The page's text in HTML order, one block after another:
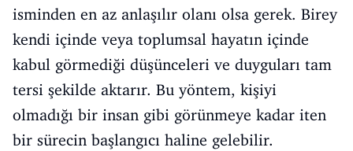
isminden en az anlaşılır olanı olsa gerek. Birey
kendi içinde veya toplumsal hayatın içinde
kabul görmediği düşünceleri ve duyguları tam
tersi şekilde aktarır. Bu yöntem, kişiyi
olmadığı bir insan gibi görünmeye kadar iten
bir sürecin başlangıcı haline gelebilir.